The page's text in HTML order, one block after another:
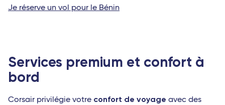
Je réserve un vol pour le Bénin
Services premium et confort à
bord
Corsair privilégie votre confort de voyage avec des